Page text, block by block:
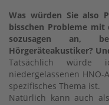
Was würden Sie also
bisschen Probleme mit
sozusagen an,
Hörgeräteakustiker?
Tatsächlich
niedergelassenen
spezifisches Thema ist.
Natürlich kann auch